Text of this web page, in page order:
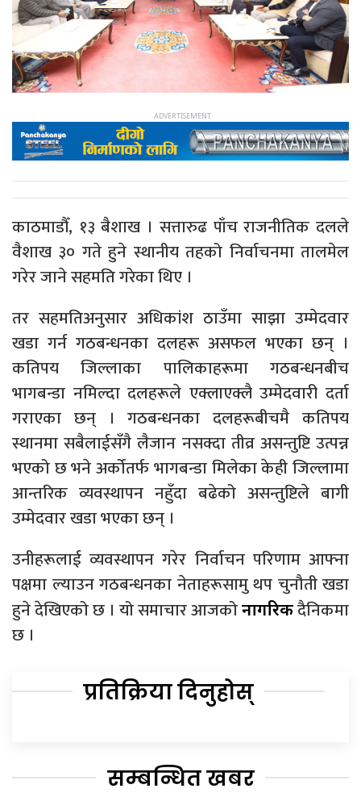
काठमाडौँ, १३ बैशाख । सत्तारुढ पाँच राजनीतिक दलले
वैशाख ३० गते हुने स्थानीय तहको निर्वाचनमा तालमेल
गरेर जाने सहमति गरेका थिए ।
तर सहमतिअनुसार अधिकांश ठाउँमा साझा उम्मेदवार
खडा गर्न गठबन्धनका दलहरू असफल भएका छन् ।
कतिपय जिल्लाका पालिकाहरूमा गठबन्धनबीच
भागबन्डा नमिल्दा दलहरूले एक्लाएक्लै उम्मेदवारी दर्ता
गराएका छन् । गठबन्धनका दलहरूबीचमै कतिपय
स्थानमा सबैलाईसँगै लैजान नसक्दा तीव्र असन्तुष्टि उत्पन्न
भएको छ भने अर्कोतर्फ भागबन्डा मिलेका केही जिल्लामा
आन्तरिक व्यवस्थापन नहुँदा बढेको असन्तुष्टिले बागी
उम्मेदवार खडा भएका छन् ।
उनीहरूलाई व्यवस्थापन गरेर निर्वाचन परिणाम आफ्ना
पक्षमा ल्याउन गठबन्धनका नेताहरूसामु थप चुनौती खडा
हुने देखिएको छ । यो समाचार आजकोनागरिकदैनिकमा
छ ।
प्रतिक्रिया दिनुहोस्
सम्बन्धित खबर